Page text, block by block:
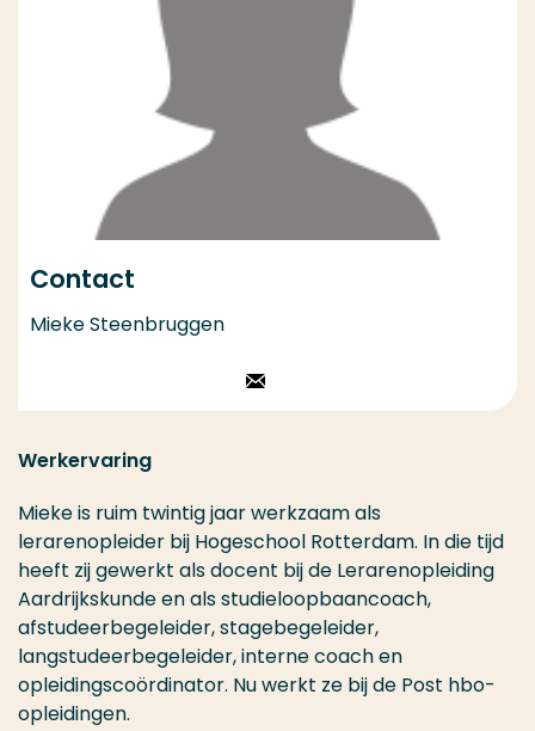
Contact
Mieke Steenbruggen
Werkervaring
Mieke is ruim twintig jaar werkzaam als
lerarenopleider bij Hogeschool Rotterdam. In die tijd
heeft zij gewerkt als docent bij de Lerarenopleiding
Aardrijkskunde en als studieloopbaancoach,
afstudeerbegeleider, stagebegeleider,
langstudeerbegeleider, interne coach en
opleidingscoördinator. Nu werkt ze bij de Post hbo-
opleidingen.